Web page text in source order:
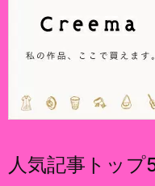
人気記事トップ